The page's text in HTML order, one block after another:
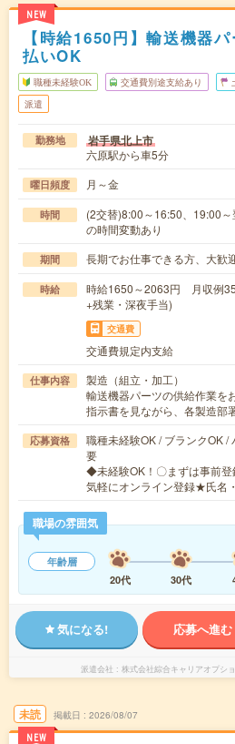
NEW
【時給1650円】輸送機器
払いOK
職種未経験OK 交通費別途支給あり
派遣
勤務地 岩手県北上市
六原駅から車5分
曜日頻度 月～金
時間
(2交替)8:00～16:50、19:00
の時間変動あり
期間 長期でお仕事できる方、大歓
時給
時給1650～2063円 月収例
+残業・深夜手当)
交通費
交通費規定内支給
仕事内容
製造（組立・加工）
輸送機器パーツの供給作業を
指示書を見ながら、各製造
応募資格
職種未経験OK / ブランクOK /
要
◆未経験OK！〇まずは事前
気軽にオンライン登録★氏名
職場の雰囲気
年齢層
20代
30代
気になる! 応募へ進む
派遣会社 株式会社綜合キャリアオプシ
未読
NEW
掲載日 2026/08/07